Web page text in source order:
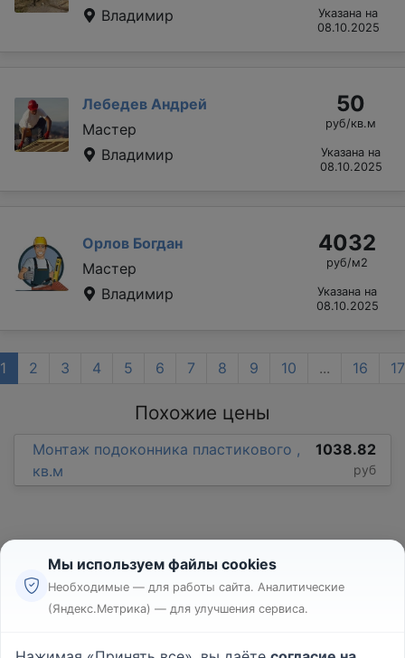
Владимир
Указана на
08.10.2025
Лебедев Андрей
Мастер
Владимир
50
руб/кв.м
Указана на
08.10.2025
Орлов Богдан
Мастер
Владимир
4032
руб/м2
Указана на
08.10.2025
1 2 3 4 5 6 7 8 9 10 ... 16 17
Похожие цены
Монтаж подоконника пластикового ,
кв.м
1038.82
руб
Реклама
Мы используем файлы cookies
Необходимые — для работы сайта. Аналитические
(Яндекс.Метрика) — для улучшения сервиса.